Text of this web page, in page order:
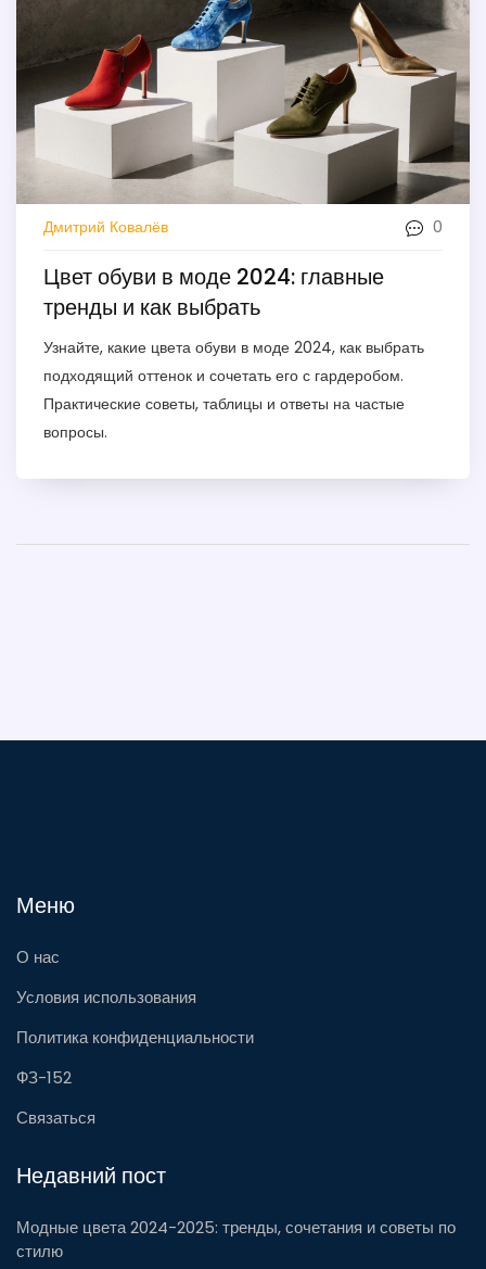
Дмитрий Ковалёв 0
Цвет обуви в моде 2024: главные
тренды и как выбрать
Узнайте, какие цвета обуви в моде 2024, как выбрать
подходящий оттенок и сочетать его с гардеробом.
Практические советы, таблицы и ответы на частые
вопросы.
Меню
О нас
Условия использования
Политика конфиденциальности
ФЗ-152
Связаться
Недавний пост
Модные цвета 2024-2025: тренды, сочетания и советы по
стилю